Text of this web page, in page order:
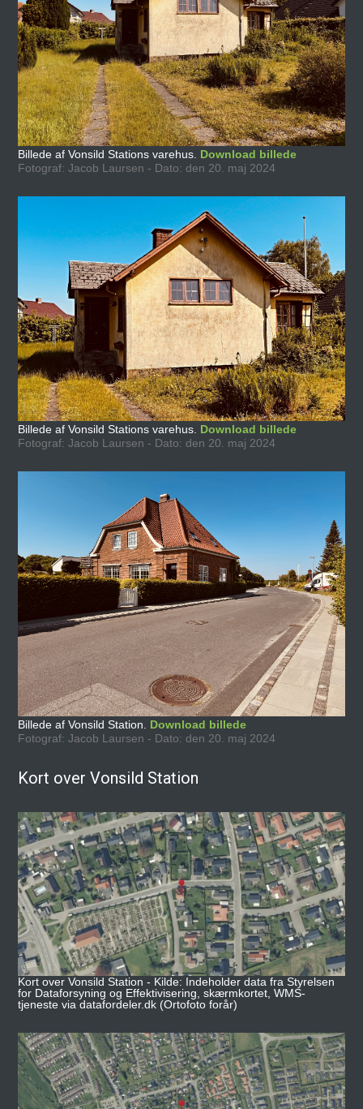
Billede af Vonsild Stations varehus. Download billede
Fotograf: Jacob Laursen - Dato: den 20. maj 2024
Billede af Vonsild Stations varehus. Download billede
Fotograf: Jacob Laursen - Dato: den 20. maj 2024
Billede af Vonsild Station. Download billede
Fotograf: Jacob Laursen - Dato: den 20. maj 2024
Kort over Vonsild Station
Kort over Vonsild Station - Kilde: Indeholder data fra Styrelsen
for Dataforsyning og Effektivisering, skærmkortet, WMS-
tjeneste via datafordeler.dk (Ortofoto forår)